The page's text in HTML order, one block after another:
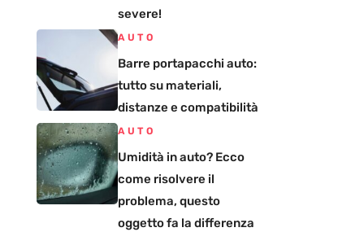
severe!
AUTO
Barre portapacchi auto:
tutto su materiali,
distanze e compatibilità
AUTO
Umidità in auto? Ecco
come risolvere il
problema, questo
oggetto fa la differenza